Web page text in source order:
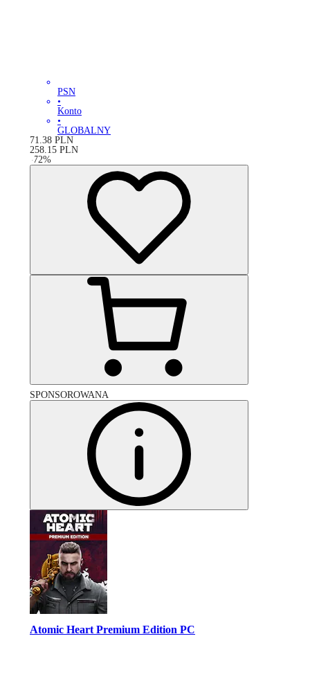
PSN
•
Konto
•
GLOBALNY
71.38 PLN
258.15 PLN
-72%
SPONSOROWANA
Atomic Heart Premium Edition PC